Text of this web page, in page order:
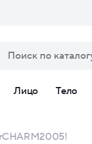
Лицо Тело